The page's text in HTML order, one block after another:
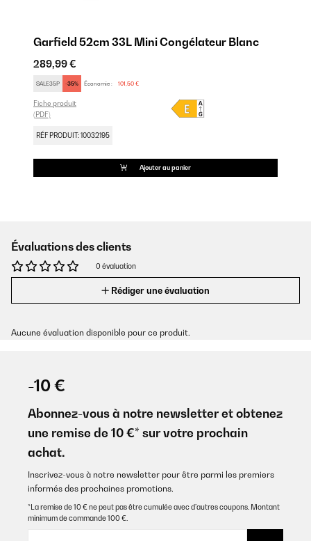
Garfield 52cm 33L Mini Congélateur Blanc
289,99 €
SALE35P -35% Économie : 101,50 €
Fiche produit
(PDF)
RÉF PRODUIT: 10032195
Ajouter au panier
Évaluations des clients
0 évaluation
Rédiger une évaluation
Aucune évaluation disponible pour ce produit.
-10 €
Abonnez-vous à notre newsletter et obtenez
une remise de 10 €* sur votre prochain
achat.
Inscrivez-vous à notre newsletter pour être parmi les premiers
informés des prochaines promotions.
*La remise de 10 € ne peut pas être cumulée avec d’autres coupons. Montant
minimum de commande 100 €.